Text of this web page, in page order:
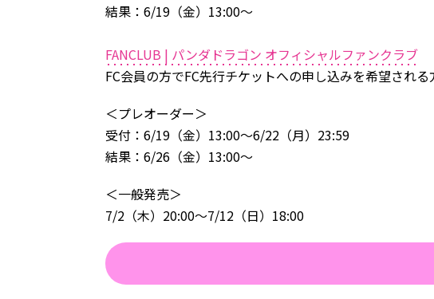
結果：6/19（金）13:00～
FANCLUB | パンダドラゴン オフィシャルファンクラブ
FC会員の方でFC先行チケットへの申し込みを希望され
＜プレオーダー＞
受付：6/19（金）13:00～6/22（月）23:59
結果：6/26（金）13:00～
＜一般発売＞
7/2（木）20:00～7/12（日）18:00